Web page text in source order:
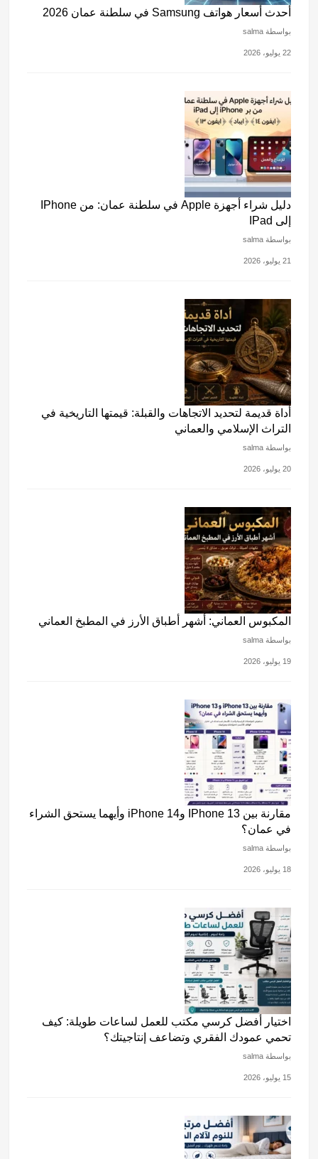
أحدث أسعار هواتف Samsung في سلطنة عمان 2026
بواسطة salma
22 يوليو، 2026
دليل شراء أجهزة Apple في سلطنة عمان: من IPhone
إلى IPad
بواسطة salma
21 يوليو، 2026
أداة قديمة لتحديد الاتجاهات والقبلة: قيمتها التاريخية في
التراث الإسلامي والعماني
بواسطة salma
20 يوليو، 2026
المكبوس العماني: أشهر أطباق الأرز في المطبخ العماني
بواسطة salma
19 يوليو، 2026
مقارنة بين IPhone 13 وiPhone 14 وأيهما يستحق الشراء
في عمان؟
بواسطة salma
18 يوليو، 2026
اختيار أفضل كرسي مكتب للعمل لساعات طويلة: كيف
تحمي عمودك الفقري وتضاعف إنتاجيتك؟
بواسطة salma
15 يوليو، 2026